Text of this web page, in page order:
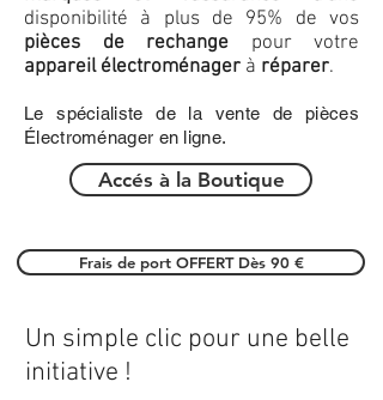
disponibilité à plus de 95% de vos
pièces de rechange pour votre
appareil électroménager à réparer.
Le spécialiste de la vente de pièces
Électroménager en ligne.
Accés à la Boutique
Frais de port OFFERT Dès 90 €
Un simple clic pour une belle
initiative !